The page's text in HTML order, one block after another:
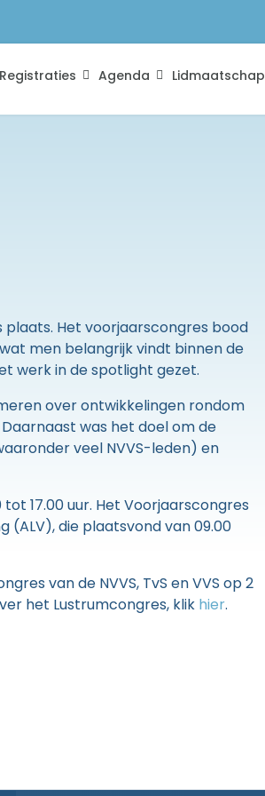
Agenda Lidmaatschap
plaats. Het voorjaarscongres bood
men belangrijk vindt binnen de
werk in de spotlight gezet.
over ontwikkelingen rondom
was het doel om de
veel NVVS-leden) en
17.00 uur. Het Voorjaarscongres
(ALV), die plaatsvond van 09.00
van de NVVS, TvS en VVS op 2
het Lustrumcongres, klik hier.